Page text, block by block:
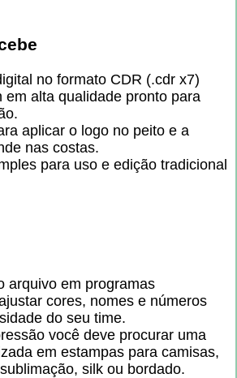
no formato CDR (.cdr x7)
em alta qualidade pronto para
aplicar o logo no peito e a
nas costas.
para uso e edição tradicional
arquivo em programas
cores, nomes e números
do seu time.
você deve procurar uma
em estampas para camisas,
silk ou bordado.